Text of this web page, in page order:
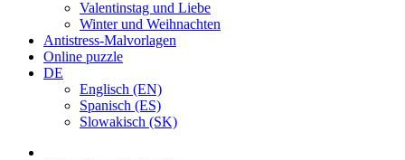
Valentinstag und Liebe
Winter und Weihnachten
Antistress-Malvorlagen
Online puzzle
DE
Englisch (EN)
Spanisch (ES)
Slowakisch (SK)